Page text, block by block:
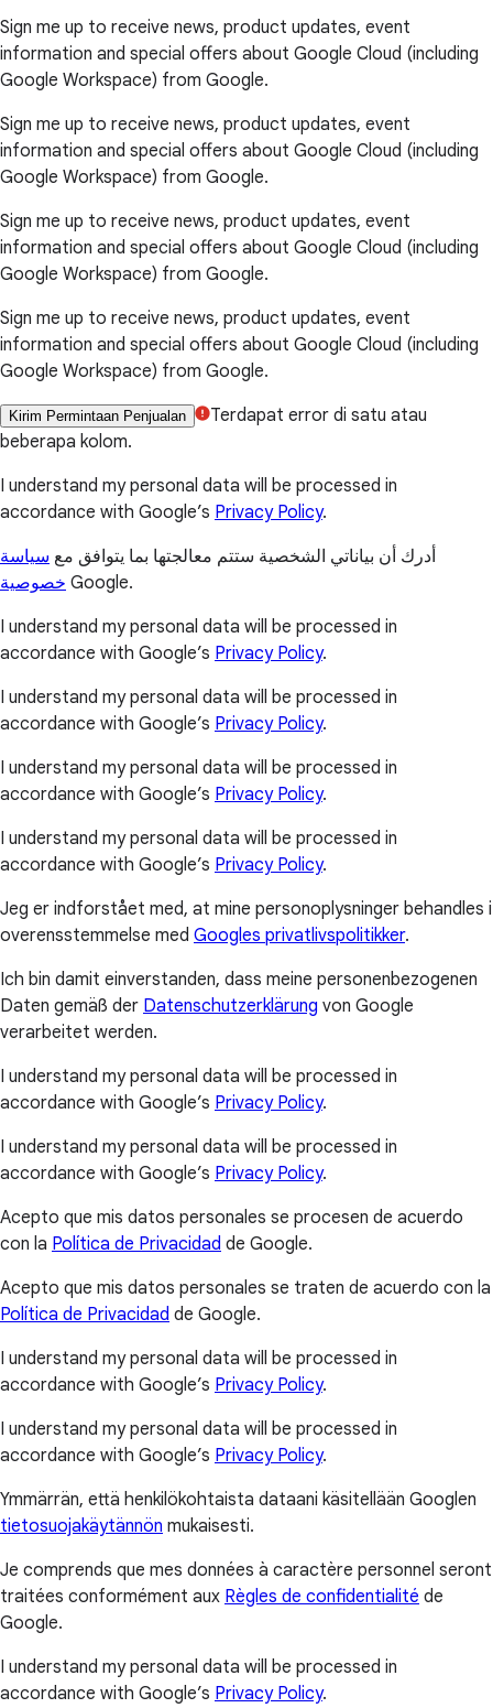
Sign me up to receive news, product updates, event
information and special offers about Google Cloud (including
Google Workspace) from Google.
Sign me up to receive news, product updates, event
information and special offers about Google Cloud (including
Google Workspace) from Google.
Sign me up to receive news, product updates, event
information and special offers about Google Cloud (including
Google Workspace) from Google.
Sign me up to receive news, product updates, event
information and special offers about Google Cloud (including
Google Workspace) from Google.
Kirim Permintaan Penjualan
Terdapat error di satu atau
beberapa kolom.
I understand my personal data will be processed in
accordance with Google’s Privacy Policy.
أدرك أن بياناتي الشخصية ستتم معالجتها بما يتوافق مع سياسة
خصوصية Google.
I understand my personal data will be processed in
accordance with Google’s Privacy Policy.
I understand my personal data will be processed in
accordance with Google’s Privacy Policy.
I understand my personal data will be processed in
accordance with Google’s Privacy Policy.
I understand my personal data will be processed in
accordance with Google’s Privacy Policy.
Jeg er indforstået med, at mine personoplysninger behandles i
overensstemmelse med Googles privatlivspolitikker.
Ich bin damit einverstanden, dass meine personenbezogenen
Daten gemäß der Datenschutzerklärung von Google
verarbeitet werden.
I understand my personal data will be processed in
accordance with Google’s Privacy Policy.
I understand my personal data will be processed in
accordance with Google’s Privacy Policy.
Acepto que mis datos personales se procesen de acuerdo
con la Política de Privacidad de Google.
Acepto que mis datos personales se traten de acuerdo con la
Política de Privacidad de Google.
I understand my personal data will be processed in
accordance with Google’s Privacy Policy.
I understand my personal data will be processed in
accordance with Google’s Privacy Policy.
Ymmärrän, että henkilökohtaista dataani käsitellään Googlen
tietosuojakäytännön mukaisesti.
Je comprends que mes données à caractère personnel seront
traitées conformément aux Règles de confidentialité de
Google.
I understand my personal data will be processed in
accordance with Google’s Privacy Policy.